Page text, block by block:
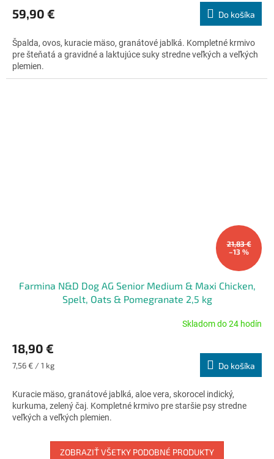
R
M
O
produktu
je
z
5
hviezdičiek.
59,90 € Do košíka
Špalda, ovos, kuracie mäso, granátové jablká. Kompletné krmivo
pre šteňatá a gravidné a laktujúce suky stredne veľkých a veľkých
plemien.
21,83 €
–13 %
Farmina N&D Dog AG Senior Medium & Maxi Chicken,
Spelt, Oats & Pomegranate 2,5 kg
produktu
5,0
5
hviezdičiek.
Skladom do 24 hodín
18,90 €
Jednotková
7,56 € / 1 kg Do košíka
Kuracie mäso, granátové jablká, aloe vera, skorocel indický,
kurkuma, zelený čaj. Kompletné krmivo pre staršie psy stredne
veľkých a veľkých plemien.
ZOBRAZIŤ VŠETKY PODOBNÉ PRODUKTY